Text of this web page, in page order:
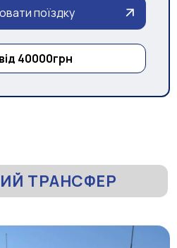
поїздку
40000грн
ТРАНСФЕР